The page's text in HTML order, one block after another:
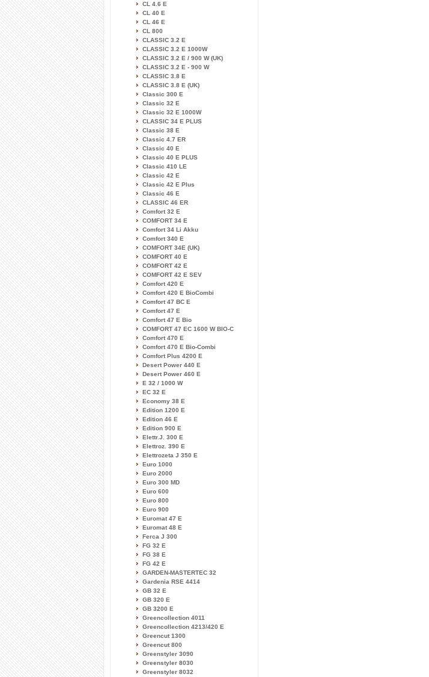
CL 4.6 E
CL 40 E
CL 46 E
CL 800
CLASSIC 3.2 E
CLASSIC 3.2 E 1000W
CLASSIC 3.2 E / 900 W (UK)
CLASSIC 3.2 E - 900 W
CLASSIC 3.8 E
CLASSIC 3.8 E (UK)
Classic 300 E
Classic 32 E
Classic 32 E 1000W
CLASSIC 34 E PLUS
Classic 38 E
Classic 4.7 ER
Classic 40 E
Classic 40 E PLUS
Classic 410 LE
Classic 42 E
Classic 42 E Plus
Classic 46 E
CLASSIC 46 ER
Comfort 32 E
COMFORT 34 E
Comfort 34 Li Akku
Comfort 340 E
COMFORT 34E (UK)
COMFORT 40 E
COMFORT 42 E
COMFORT 42 E SEV
Comfort 420 E
Comfort 420 E BioCombi
Comfort 47 BC E
Comfort 47 E
Comfort 47 E Bio
COMFORT 47 EC 1600 W BIO-C
Comfort 470 E
Comfort 470 E Bio-Combi
Comfort Plus 4200 E
Desert Power 440 E
Desert Power 460 E
E 32 / 1000 W
EC 32 E
Economy 38 E
Edition 1200 E
Edition 46 E
Edition 900 E
Elettr.J. 300 E
Elettroz. 390 E
Elettrozeta J 350 E
Euro 1000
Euro 2000
Euro 300 MD
Euro 600
Euro 800
Euro 900
Euromat 47 E
Euromat 48 E
Ferca J 300
FG 32 E
FG 38 E
FG 42 E
GARDEN-MASTERTEC 32
Gardenia RSE 4414
GB 32 E
GB 320 E
GB 3200 E
Greencollection 4011
Greencollection 4213/420 E
Greencut 1300
Greencut 800
Greenstyler 3090
Greenstyler 8030
Greenstyler 8032